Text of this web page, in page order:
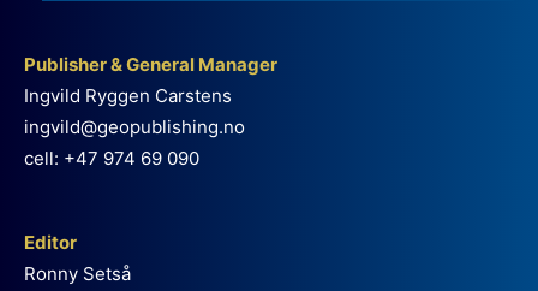
Publisher & General Manager
Ingvild Ryggen Carstens
ingvild@geopublishing.no
cell: +47 974 69 090
Editor
Ronny Setså